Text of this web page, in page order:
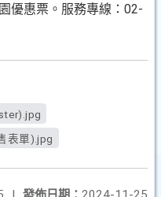
優惠票。服務專線：02-
表單).jpg